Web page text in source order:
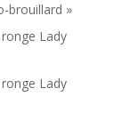
brouillard »
Lady
Lady